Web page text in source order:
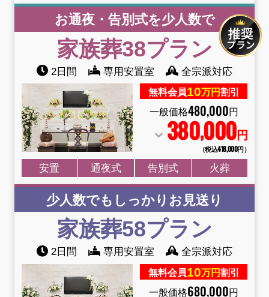
お通夜・告別式を少人数で
家族葬38プラン
2日間 専用安置室 全宗派対応
無料会員10万円割引
一般価格480,000円
380,000円
（税込418,000円）
安置 通夜式 告別式 火葬
少人数でもしっかりお見送り
家族葬58プラン
2日間 専用安置室 全宗派対応
無料会員10万円割引
一般価格680,000円